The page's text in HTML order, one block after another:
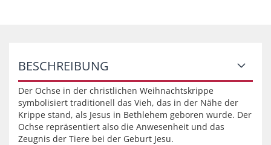
BESCHREIBUNG
Der Ochse in der christlichen Weihnachtskrippe
symbolisiert traditionell das Vieh, das in der Nähe der
Krippe stand, als Jesus in Bethlehem geboren wurde. Der
Ochse repräsentiert also die Anwesenheit und das
Zeugnis der Tiere bei der Geburt Jesu.